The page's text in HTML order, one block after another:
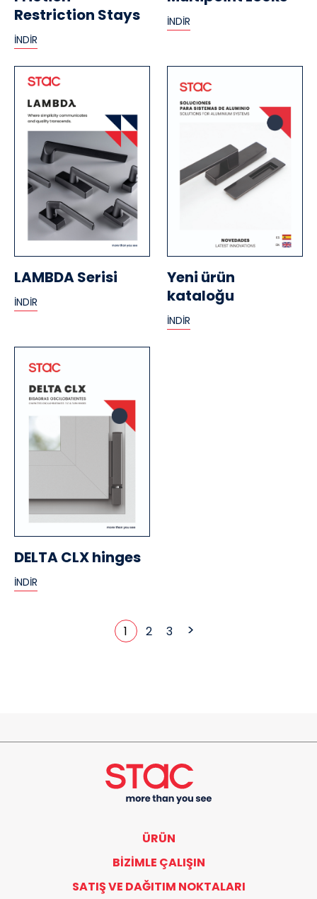
Restriction Stays
İNDİR
İNDİR
LAMBDA Serisi
İNDİR
Yeni ürün
kataloğu
İNDİR
DELTA CLX hinges
İNDİR
1 2 3 >
ÜRÜN
BIZIMLE ÇALIŞIN
SATIŞ VE DAĞITIM NOKTALARI